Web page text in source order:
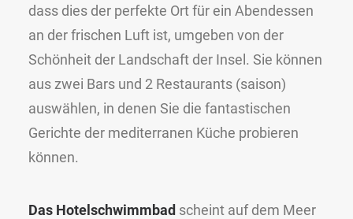
dass dies der perfekte Ort für ein Abendessen
an der frischen Luft ist, umgeben von der
Schönheit der Landschaft der Insel. Sie können
aus zwei Bars und 2 Restaurants (saison)
auswählen, in denen Sie die fantastischen
Gerichte der mediterranen Küche probieren
können.
Das Hotelschwimmbad scheint auf dem Meer